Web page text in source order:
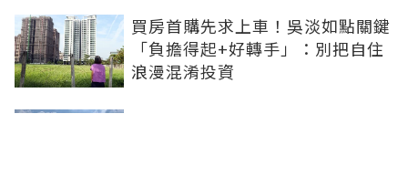
買房首購先求上車！吳淡如點關鍵
「負擔得起+好轉手」：別把自住
浪漫混淆投資